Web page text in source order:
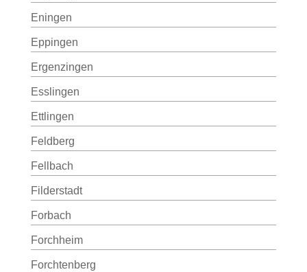
Eningen
Eppingen
Ergenzingen
Esslingen
Ettlingen
Feldberg
Fellbach
Filderstadt
Forbach
Forchheim
Forchtenberg